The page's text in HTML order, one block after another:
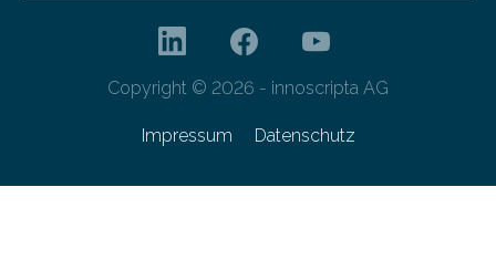
Copyright © 2026 - innoscripta AG
Impressum Datenschutz